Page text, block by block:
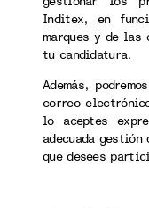
Inditex, en
marques y de
tu candidatura.
Además,
correo
lo aceptes
adecuada
que desees